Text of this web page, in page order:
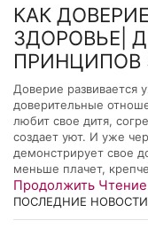
КАК
ЗДОРОВЬЕ|
ПРИНЦИПОВ
Доверие развивается
доверительные
любит свое дитя,
создает уют. И уже
демонстрирует свое
меньше плачет,
Продолжить Чтение
ПОСЛЕДНИЕ НОВОСТИ